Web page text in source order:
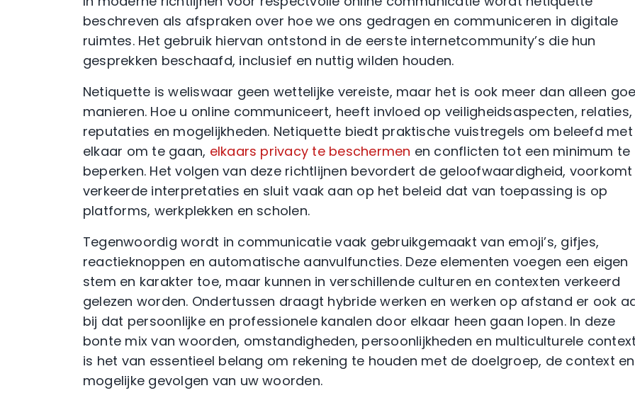
beschreven als afspraken over hoe we ons gedragen en communiceren in digitale
ruimtes. Het gebruik hiervan ontstond in de eerste internetcommunity’s die hun
gesprekken beschaafd, inclusief en nuttig wilden houden.
Netiquette is weliswaar geen wettelijke vereiste, maar het is ook meer dan alleen
manieren. Hoe u online communiceert, heeft invloed op veiligheidsaspecten, relaties,
reputaties en mogelijkheden. Netiquette biedt praktische vuistregels om beleefd met
elkaar om te gaan, elkaars privacy te beschermen en conflicten tot een minimum te
beperken. Het volgen van deze richtlijnen bevordert de geloofwaardigheid, voorkomt
verkeerde interpretaties en sluit vaak aan op het beleid dat van toepassing is op
platforms, werkplekken en scholen.
Tegenwoordig wordt in communicatie vaak gebruikgemaakt van emoji’s, gifjes,
reactieknoppen en automatische aanvulfuncties. Deze elementen voegen een eigen
stem en karakter toe, maar kunnen in verschillende culturen en contexten verkeerd
gelezen worden. Ondertussen draagt hybride werken en werken op afstand er ook
bij dat persoonlijke en professionele kanalen door elkaar heen gaan lopen. In deze
bonte mix van woorden, omstandigheden, persoonlijkheden en multiculturele
is het van essentieel belang om rekening te houden met de doelgroep, de context
mogelijke gevolgen van uw woorden.